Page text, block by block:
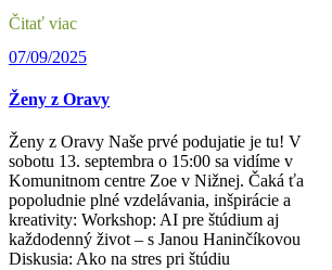
Čitať viac
07/09/2025
Ženy z Oravy
Ženy z Oravy Naše prvé podujatie je tu! V
sobotu 13. septembra o 15:00 sa vidíme v
Komunitnom centre Zoe v Nižnej. Čaká ťa
popoludnie plné vzdelávania, inšpirácie a
kreativity: Workshop: AI pre štúdium aj
každodenný život – s Janou Haninčíkovou
Diskusia: Ako na stres pri štúdiu